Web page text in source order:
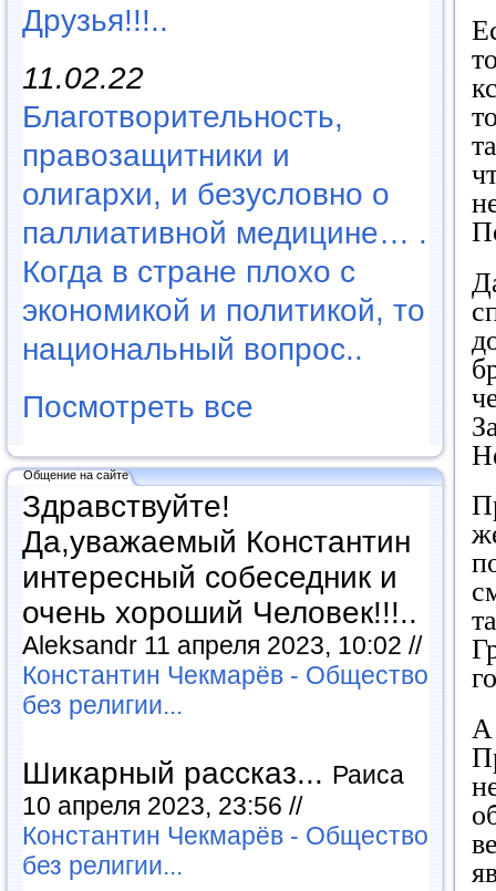
Друзья!!!..
11.02.22
Благотворительность,
правозащитники и
олигархи, и безусловно о
паллиативной медицине… .
Когда в стране плохо с
экономикой и политикой, то
национальный вопрос..
Посмотреть все
Общение на сайте
Здравствуйте!
Да,уважаемый Константин
интересный собеседник и
очень хороший Человек!!!..
Aleksandr 11 апреля 2023, 10:02 //
Константин Чекмарёв - Общество
без религии...
Шикарный рассказ... Раиса
10 апреля 2023, 23:56 //
Константин Чекмарёв - Общество
без религии...
А